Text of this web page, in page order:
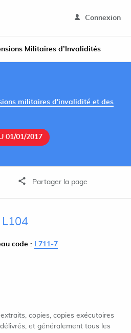
Connexion
Militaires d’Invalidités
militaires d'invalidité et des
01/01/2017
Partager la page
code : L711-7
copies, copies exécutoires
et généralement tous les